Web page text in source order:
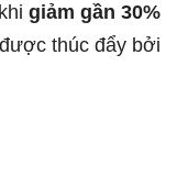
giảm gần 30%
thúc đẩy bởi